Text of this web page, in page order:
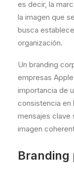
es decir, la
la imagen que
busca
organización.
Un branding
empresas
importancia de
consistencia en
mensajes clave
imagen
Branding